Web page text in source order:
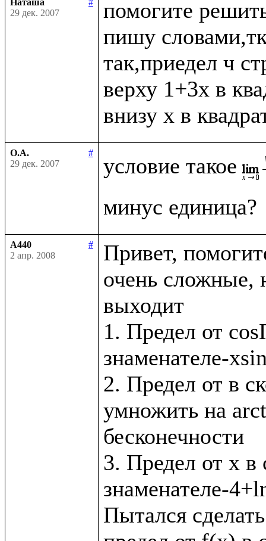
29 дек. 2007
помогите
пишу
так,приедел ч
верху 1+3x в
О.А.
#
29 дек. 2007
условие такое
A440
#
2 апр. 2008
Привет,
очень сложные,
выходит
1. Предел от
знаменателе-
2. Предел от в
умножить на
бесконечности
3. Предел от x в
знаменателе-
Пытался